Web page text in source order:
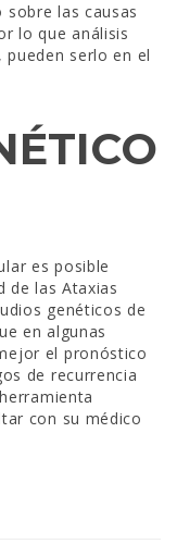
las causas
lo que análisis
serlo en el
es posible
de las Ataxias
genéticos de
en algunas
el pronóstico
de recurrencia
con su médico